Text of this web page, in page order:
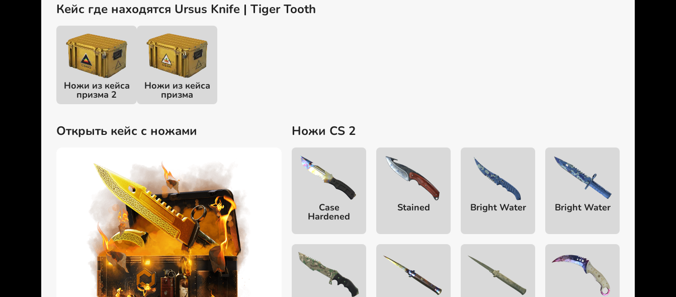
Кейс где находятся Ursus Knife | Tiger Tooth
Ножи из кейса
призма 2
Ножи из кейса
призма
Открыть кейс с ножами Ножи CS 2
Case
Hardened
Stained Bright Water Bright Water